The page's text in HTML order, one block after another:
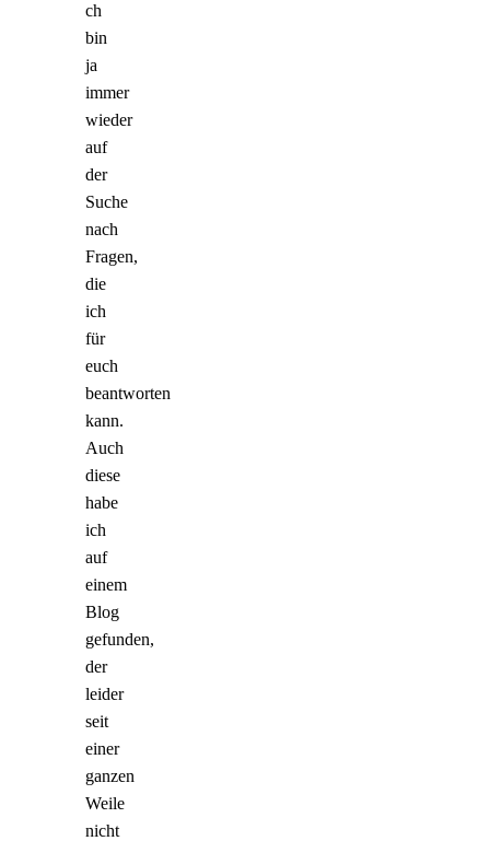
ch
bin
ja
immer
wieder
auf
der
Suche
nach
Fragen,
die
ich
für
euch
beantworten
kann.
Auch
diese
habe
ich
auf
einem
Blog
gefunden,
der
leider
seit
einer
ganzen
Weile
nicht